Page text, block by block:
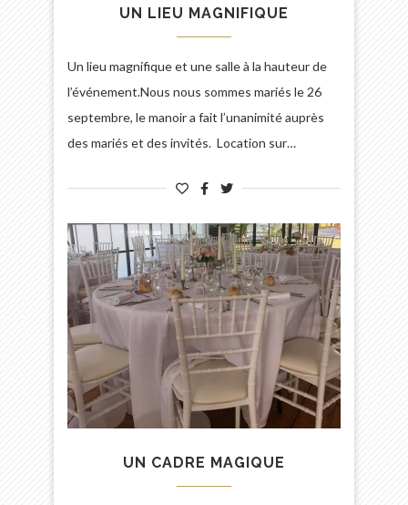
UN LIEU MAGNIFIQUE
Un lieu magnifique et une salle à la hauteur de
l’événement.Nous nous sommes mariés le 26
septembre, le manoir a fait l’unanimité auprès
des mariés et des invités. Location sur…
UN CADRE MAGIQUE